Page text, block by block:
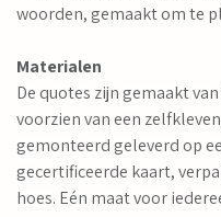
woorden, gemaakt om te
Materialen
De quotes zijn gemaakt
voorzien van een
gemonteerd geleverd op
gecertificeerde kaart,
hoes. Eén maat voor